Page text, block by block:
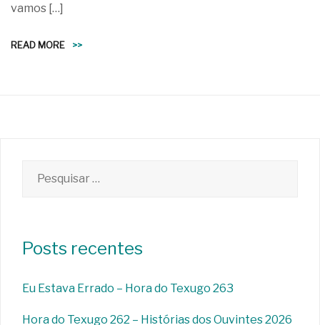
vamos […]
READ MORE >>
por:
Posts recentes
Eu Estava Errado – Hora do Texugo 263
Hora do Texugo 262 – Histórias dos Ouvintes 2026